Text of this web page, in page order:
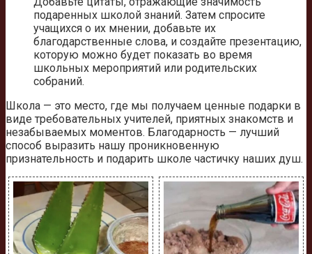
подаренных школой знаний. Затем спросите
учащихся о их мнении, добавьте их
благодарственные слова, и создайте презентацию,
которую можно будет показать во время
школьных мероприятий или родительских
собраний.
Школа — это место, где мы получаем ценные подарки в
виде требовательных учителей, приятных знакомств и
незабываемых моментов. Благодарность — лучший
способ выразить нашу проникновенную
признательность и подарить школе частичку наших душ.